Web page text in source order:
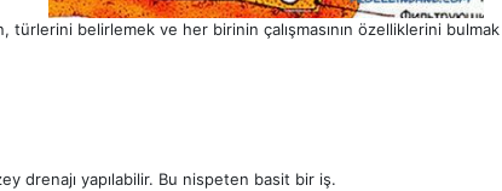
türlerini belirlemek ve her birinin çalışmasının özelliklerini
drenajı yapılabilir. Bu nispeten basit bir iş.